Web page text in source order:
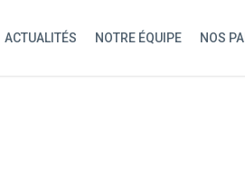
ACTUALITÉS NOTRE ÉQUIPE NOS